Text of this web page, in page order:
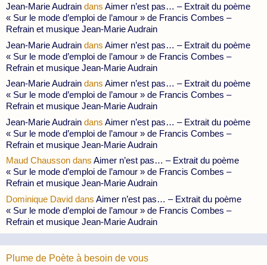
Jean-Marie Audrain dans Aimer n’est pas… – Extrait du poème
« Sur le mode d’emploi de l’amour » de Francis Combes –
Refrain et musique Jean-Marie Audrain
Jean-Marie Audrain dans Aimer n’est pas… – Extrait du poème
« Sur le mode d’emploi de l’amour » de Francis Combes –
Refrain et musique Jean-Marie Audrain
Jean-Marie Audrain dans Aimer n’est pas… – Extrait du poème
« Sur le mode d’emploi de l’amour » de Francis Combes –
Refrain et musique Jean-Marie Audrain
Jean-Marie Audrain dans Aimer n’est pas… – Extrait du poème
« Sur le mode d’emploi de l’amour » de Francis Combes –
Refrain et musique Jean-Marie Audrain
Maud Chausson dans Aimer n’est pas… – Extrait du poème
« Sur le mode d’emploi de l’amour » de Francis Combes –
Refrain et musique Jean-Marie Audrain
Dominique David dans Aimer n’est pas… – Extrait du poème
« Sur le mode d’emploi de l’amour » de Francis Combes –
Refrain et musique Jean-Marie Audrain
Plume de Poète à besoin de vous